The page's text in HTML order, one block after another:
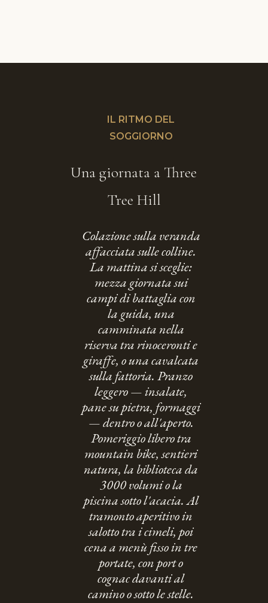
IL RITMO DEL
SOGGIORNO
Una giornata a Three
Tree Hill
Colazione sulla veranda
affacciata sulle colline.
La mattina si sceglie:
mezza giornata sui
campi di battaglia con
la guida, una
camminata nella
riserva tra rinoceronti e
giraffe, o una cavalcata
sulla fattoria. Pranzo
leggero — insalate,
pane su pietra, formaggi
— dentro o all'aperto.
Pomeriggio libero tra
mountain bike, sentieri
natura, la biblioteca da
3000 volumi o la
piscina sotto l'acacia. Al
tramonto aperitivo in
salotto tra i cimeli, poi
cena a menù fisso in tre
portate, con port o
cognac davanti al
camino o sotto le stelle.